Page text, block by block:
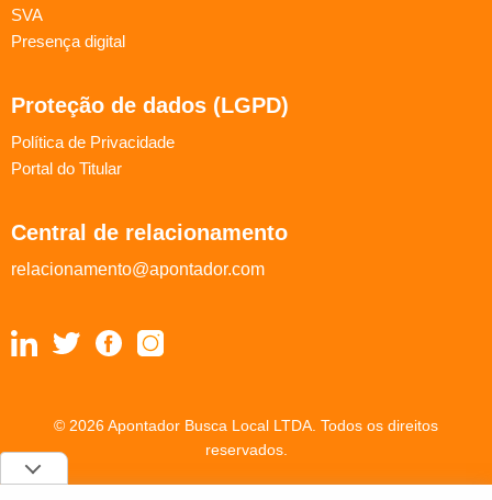
SVA
Presença digital
Proteção de dados (LGPD)
Política de Privacidade
Portal do Titular
Central de relacionamento
relacionamento@apontador.com
© 2026 Apontador Busca Local LTDA. Todos os direitos
reservados.